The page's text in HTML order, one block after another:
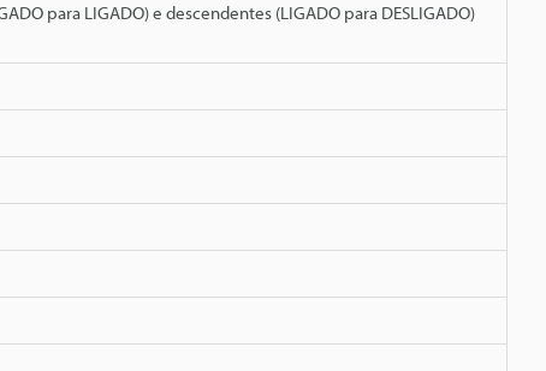
para LIGADO) e descendentes (LIGADO para DESLIGADO)